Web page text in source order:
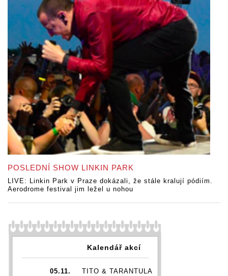
POSLEDNÍ SHOW LINKIN PARK
LIVE: Linkin Park v Praze dokázali, že stále kralují pódiím.
Aerodrome festival jim ležel u nohou
Kalendář akcí
05.11.
TITO & TARANTULA